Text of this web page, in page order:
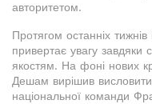
авторитетом.
Протягом останніх
привертає увагу завдяки
якостям. На фоні нових
Дешам вирішив
національної команди